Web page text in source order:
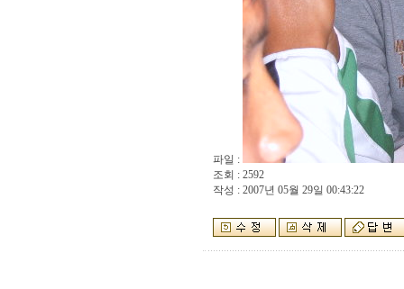
파일 :
조회 : 2592
작성 : 2007년 05월 29일 00:43:22